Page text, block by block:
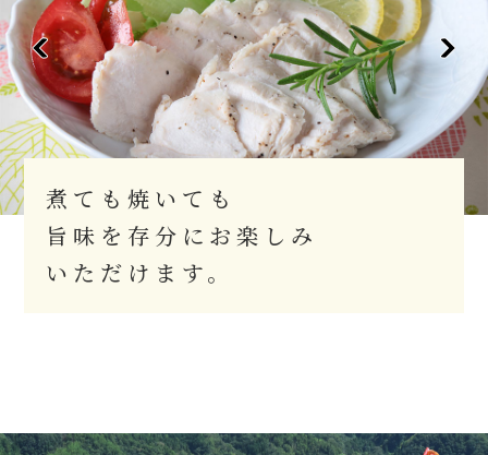
煮ても焼いても
旨味を存分にお楽しみ
いただけます。